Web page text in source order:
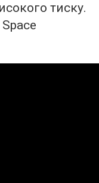
тиску.